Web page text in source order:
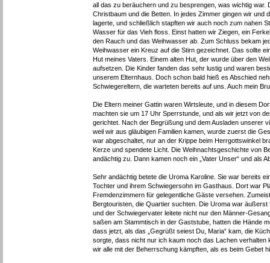
all das zu beräuchern und zu besprengen, was wichtig
Christbaum und die Betten. In jedes Zimmer gingen wir
lagerte, und schließlich stapften wir auch noch zum nahen
Wasser für das Vieh floss. Einst hatten wir Ziegen, ein
den Rauch und das Weihwasser ab. Zum Schluss bekam
Weihwasser ein Kreuz auf die Stirn gezeichnet. Das sollte
Hut meines Vaters. Einem alten Hut, der wurde über den
aufsetzen. Die Kinder fanden das sehr lustig und waren
unserem Elternhaus. Doch schon bald hieß es Abschied
Schwiegereltern, die warteten bereits auf uns. Auch mein
Die Eltern meiner Gattin waren Wirtsleute, und in diesem
machten sie um 17 Uhr Sperrstunde, und als wir jetzt von
gerichtet. Nach der Begrüßung und dem Ausladen unserer
weil wir aus gläubigen Familien kamen, wurde zuerst die
war abgeschaltet, nur an der Krippe beim Herrgottswinkel
Kerze und spendete Licht. Die Weihnachtsgeschichte von
andächtig zu. Dann kamen noch ein „Vater Unser“ und als
Sehr andächtig betete die Uroma Karoline. Sie war bereits
Tochter und ihrem Schwiegersohn im Gasthaus. Dort war
Fremdenzimmern für gelegentliche Gäste versehen.
Bergtouristen, die Quartier suchten. Die Uroma war
und der Schwiegervater leitete nicht nur den Männer-
saßen am Stammtisch in der Gaststube, hatten die Hände
dass jetzt, als das „Gegrüßt seiest Du, Maria“ kam, die
sorgte, dass nicht nur ich kaum noch das Lachen
wir alle mit der Beherrschung kämpften, als es beim